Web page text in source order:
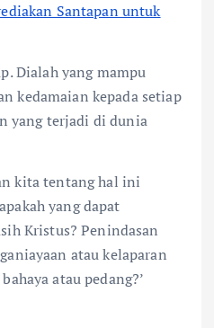
Santapan untuk
Dialah yang mampu
kedamaian kepada setiap
yang terjadi di dunia
kita tentang hal ini
yang dapat
Kristus? Penindasan
atau kelaparan
atau pedang?’